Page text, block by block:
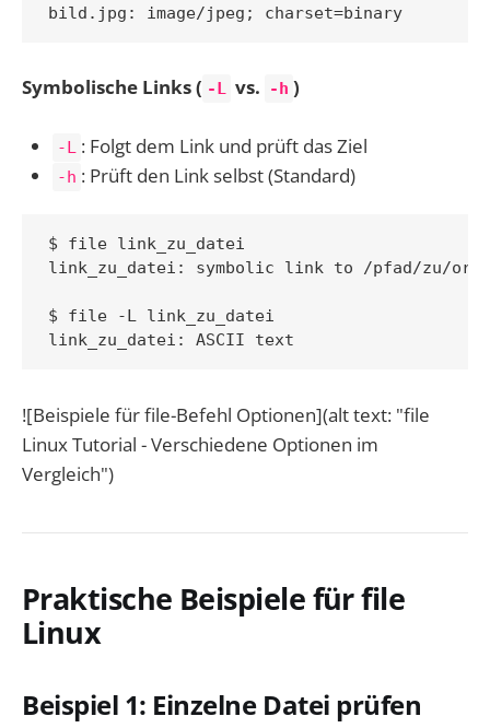
Symbolische Links ( -L vs. -h )
-L : Folgt dem Link und prüft das Ziel
-h : Prüft den Link selbst (Standard)
$ file link_zu_datei
link_zu_datei: symbolic link to /pfad/zu/
$ file -L link_zu_datei
![Beispiele für file-Befehl Optionen](alt text: "file
Linux Tutorial - Verschiedene Optionen im
Vergleich")
Praktische Beispiele für file
Linux
Beispiel 1: Einzelne Datei prüfen